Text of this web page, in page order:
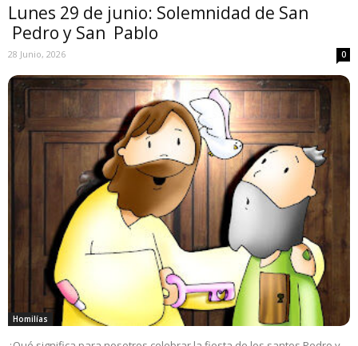
Lunes 29 de junio: Solemnidad de San
Pedro y San Pablo
28 Junio, 2026 0
Homilías